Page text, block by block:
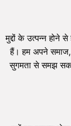
मुद्दों के उत्पन्न होने
हैं। हम अपने समाज,
सुगमता से समझ